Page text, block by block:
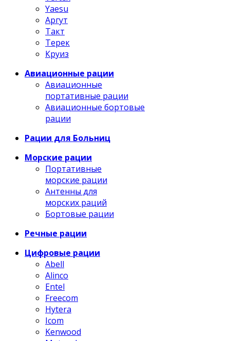
Yaesu
Аргут
Такт
Терек
Круиз
Авиационные рации
Авиационные
портативные рации
Авиационные бортовые
рации
Рации для Больниц
Морские рации
Портативные
морские рации
Антенны для
морских раций
Бортовые рации
Речные рации
Цифровые рации
Abell
Alinco
Entel
Freecom
Hytera
Icom
Kenwood